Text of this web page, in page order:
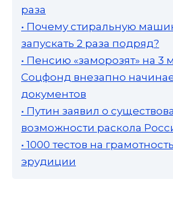
раза
• Почему стиральную
запускать 2 раза подряд?
• Пенсию «заморозят» на 3
Соцфонд внезапно
документов
• Путин заявил о
возможности раскола
• 1000 тестов на
эрудиции